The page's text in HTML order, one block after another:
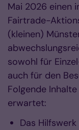
Mai 2026 einen
Fairtrade-
(kleinen)
sowohl für
auch für den
Folgende
erwartet:
Das